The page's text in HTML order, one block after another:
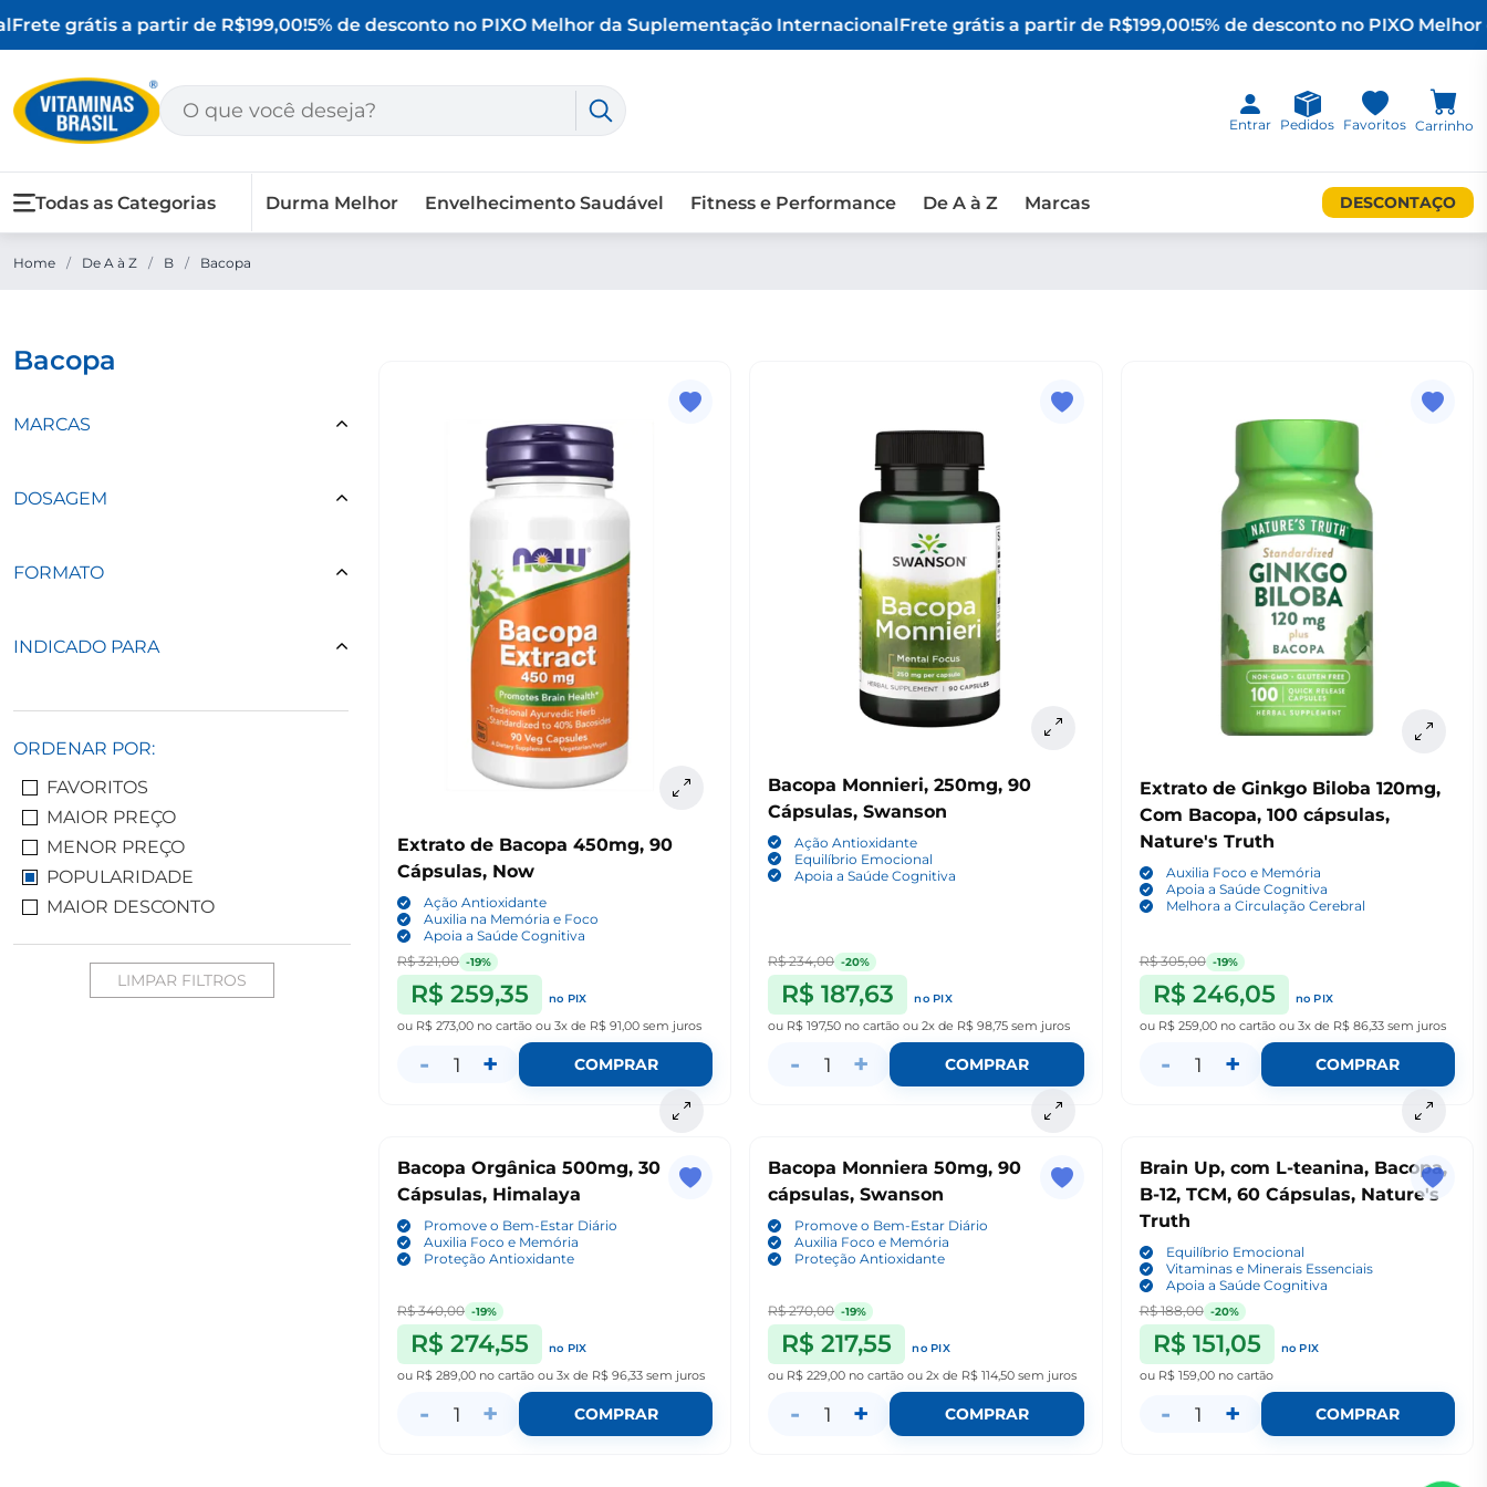
grátis a partir de R$199,00!5% de desconto no PIXO Melhor da Suplementação InternacionalFrete grátis a partir de R$199,00!5% de desconto no PIXO Melhor
Entrar Pedidos Favoritos Carrinho
Todas as Categorias Durma Melhor Envelhecimento Saudável Fitness e Performance De A à Z Marcas DESCONTAÇO
Home / De A à Z / B / Bacopa
bacopa
MARCAS
DOSAGEM
FORMATO
INDICADO PARA
ORDENAR POR:
FAVORITOS
MAIOR PREÇO
MENOR PREÇO
POPULARIDADE
MAIOR DESCONTO
LIMPAR FILTROS
Extrato de Bacopa 450mg, 90
Cápsulas, Now
Ação Antioxidante
Auxilia na Memória e Foco
Apoia a Saúde Cognitiva
R$ 321,00 -19%
R$ 259,35
no PIX
ou R$ 273,00 no cartão ou 3x de R$ 91,00 sem juros
- 1 + COMPRAR
Bacopa Monnieri, 250mg, 90
Cápsulas, Swanson
Ação Antioxidante
Equilíbrio Emocional
Apoia a Saúde Cognitiva
R$ 234,00 -20%
R$ 187,63
no PIX
ou R$ 197,50 no cartãoou2x de R$ 98,75 sem juros
- 1 + COMPRAR
Extrato de Ginkgo Biloba 120mg,
Com Bacopa, 100 cápsulas,
Nature's Truth
Auxilia Foco e Memória
Apoia a Saúde Cognitiva
Melhora a Circulação Cerebral
R$ 305,00 -19%
R$ 246,05
no PIX
ou R$ 259,00 no cartão ou 3x de R$ 86,33sem juros
- 1 + COMPRAR
Bacopa Orgânica 500mg, 30
Cápsulas, Himalaya
Promove o Bem-Estar Diário
Auxilia Foco e Memória
Proteção Antioxidante
R$ 340,00 -19%
R$ 274,55
no PIX
ou R$ 289,00 no cartão ou 3x de R$ 96,33 sem juros
- 1 + COMPRAR
Bacopa Monniera 50mg, 90
cápsulas, Swanson
Promove o Bem-Estar Diário
Auxilia Foco e Memória
Proteção Antioxidante
R$ 270,00 -19%
R$ 217,55
no PIX
ou R$ 229,00 no cartãoou2x de R$ 114,50 sem juros
- 1 + COMPRAR
Brain Up, com L-teanina, Bacopa,
B-12, TCM, 60 Cápsulas, Nature's
Truth
Equilíbrio Emocional
Vitaminas e Minerais Essenciais
Apoia a Saúde Cognitiva
R$ 188,00 -20%
R$ 151,05
no PIX
ou R$ 159,00 no cartão
- 1 + COMPRAR